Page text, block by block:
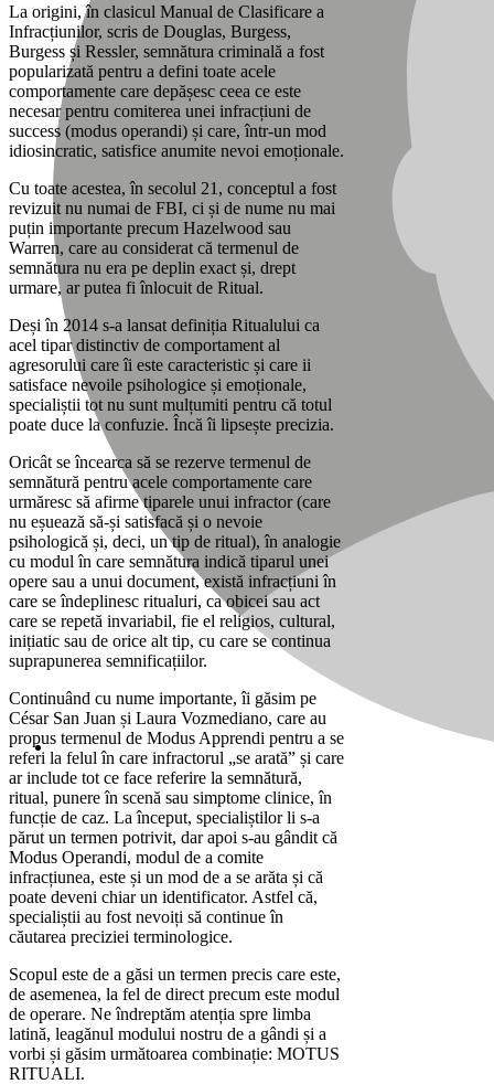
La origini, în clasicul Manual de Clasificare a
Infracțiunilor, scris de Douglas, Burgess,
Burgess și Ressler, semnătura criminală a fost
popularizată pentru a defini toate acele
comportamente care depășesc ceea ce este
necesar pentru comiterea unei infracțiuni de
success (modus operandi) și care, într-un mod
idiosincratic, satisfice anumite nevoi emoționale.
Cu toate acestea, în secolul 21, conceptul a fost
revizuit nu numai de FBI, ci și de nume nu mai
puțin importante precum Hazelwood sau
Warren, care au considerat că termenul de
semnătura nu era pe deplin exact și, drept
urmare, ar putea fi înlocuit de Ritual.
Deși în 2014 s-a lansat definiția Ritualului ca
acel tipar distinctiv de comportament al
agresorului care îi este caracteristic și care ii
satisface nevoile psihologice și emoționale,
specialiștii tot nu sunt mulțumiti pentru că totul
poate duce la confuzie. Încă îi lipsește precizia.
Oricât se încearca să se rezerve termenul de
semnătură pentru acele comportamente care
urmăresc să afirme tiparele unui infractor (care
nu eșuează să-și satisfacă și o nevoie
psihologică și, deci, un tip de ritual), în analogie
cu modul în care semnătura indică tiparul unei
opere sau a unui document, există infracțiuni în
care se îndeplinesc ritualuri, ca obicei sau act
care se repetă invariabil, fie el religios, cultural,
inițiatic sau de orice alt tip, cu care se continua
suprapunerea semnificațiilor.
Continuând cu nume importante, îi găsim pe
César San Juan și Laura Vozmediano, care au
propus termenul de Modus Apprendi pentru a se
referi la felul în care infractorul „se arată” și care
ar include tot ce face referire la semnătură,
ritual, punere în scenă sau simptome clinice, în
funcție de caz. La început, specialiștilor li s-a
părut un termen potrivit, dar apoi s-au gândit că
Modus Operandi, modul de a comite
infracțiunea, este și un mod de a se arăta și că
poate deveni chiar un identificator. Astfel că,
specialiștii au fost nevoiți să continue în
căutarea preciziei terminologice.
Scopul este de a găsi un termen precis care este,
de asemenea, la fel de direct precum este modul
de operare. Ne îndreptăm atenția spre limba
latină, leagănul modului nostru de a gândi și a
vorbi și găsim următoarea combinație: MOTUS
RITUALI.